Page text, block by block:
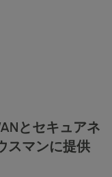
トな単一プラットフ
とセキュアネ
スマンに提供